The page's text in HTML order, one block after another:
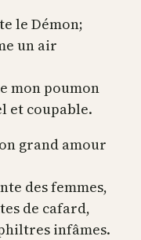
le Démon;
un air
mon poumon
et coupable.
grand amour
des femmes,
de cafard,
infâmes.